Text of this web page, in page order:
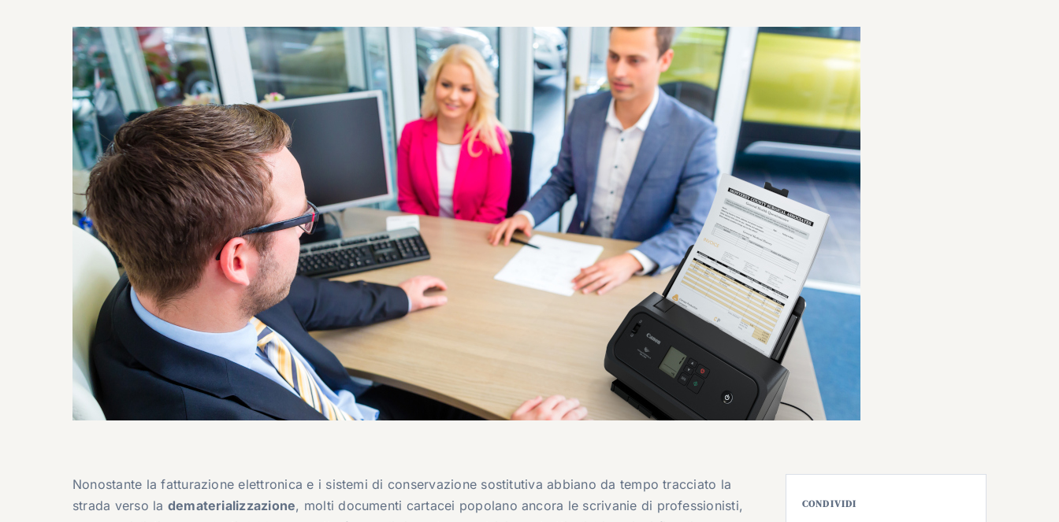
Nonostante la fatturazione elettronica e i sistemi di conservazione sostitutiva abbiano da tempo tracciato la
strada verso la dematerializzazione, molti documenti cartacei popolano ancora le scrivanie di professionisti,
CONDIVIDI